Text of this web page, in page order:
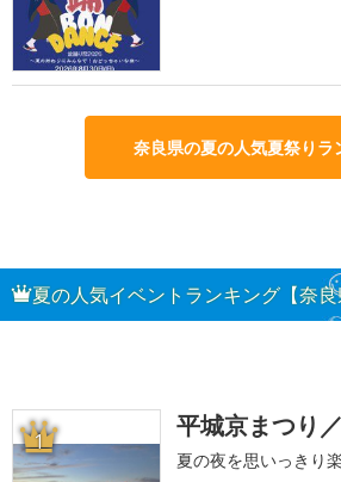
奈良県の夏の人気夏祭りラ
夏の人気イベントランキング【奈良
1 平城京まつり
夏の夜を思いっきり